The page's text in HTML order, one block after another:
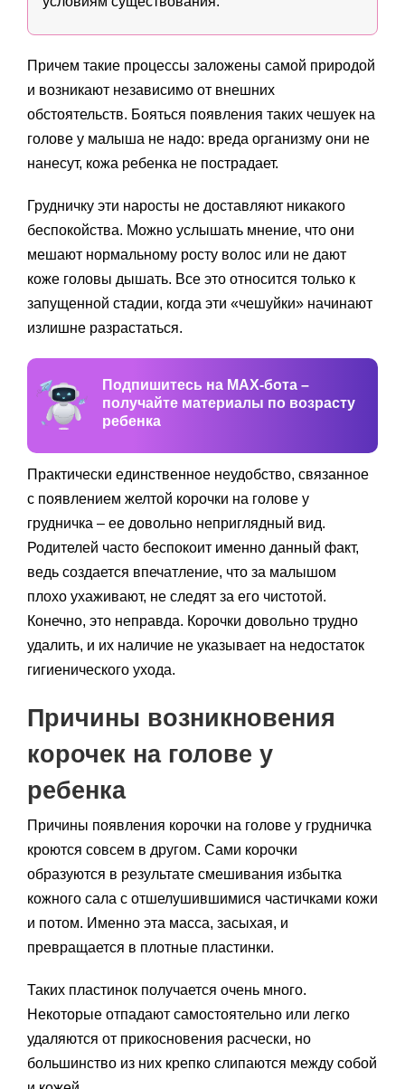
Причем такие процессы заложены самой природой
и возникают независимо от внешних
обстоятельств. Бояться появления таких чешуек на
голове у малыша не надо: вреда организму они не
нанесут, кожа ребенка не пострадает.
Грудничку эти наросты не доставляют никакого
беспокойства. Можно услышать мнение, что они
мешают нормальному росту волос или не дают
коже головы дышать. Все это относится только к
запущенной стадии, когда эти «чешуйки» начинают
излишне разрастаться.
Подпишитесь на MAX-бота –
получайте материалы по возрасту
ребенка
Практически единственное неудобство, связанное
с появлением желтой корочки на голове у
грудничка – ее довольно неприглядный вид.
Родителей часто беспокоит именно данный факт,
ведь создается впечатление, что за малышом
плохо ухаживают, не следят за его чистотой.
Конечно, это неправда. Корочки довольно трудно
удалить, и их наличие не указывает на недостаток
гигиенического ухода.
Причины возникновения
корочек на голове у
ребенка
Причины появления корочки на голове у грудничка
кроются совсем в другом. Сами корочки
образуются в результате смешивания избытка
кожного сала с отшелушившимися частичками кожи
и потом. Именно эта масса, засыхая, и
превращается в плотные пластинки.
Таких пластинок получается очень много.
Некоторые отпадают самостоятельно или легко
удаляются от прикосновения расчески, но
большинство из них крепко слипаются между собой